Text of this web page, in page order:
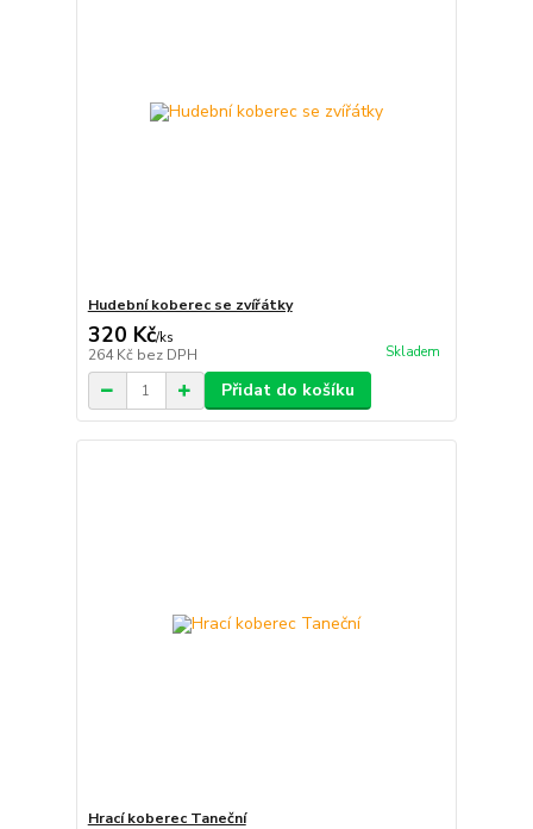
Hudební koberec se zvířátky
320 Kč/ks
264 Kč bez DPH Skladem
Přidat do košíku
Hrací koberec Taneční